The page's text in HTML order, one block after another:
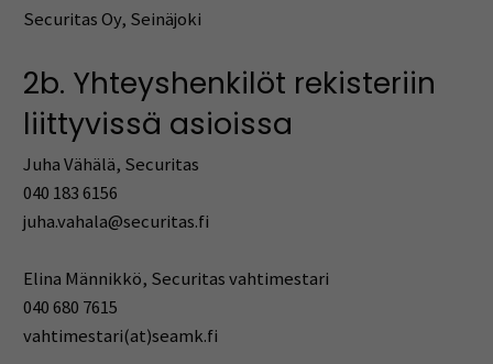
Securitas Oy, Seinäjoki
2b. Yhteyshenkilöt rekisteriin
liittyvissä asioissa
Juha Vähälä, Securitas
040 183 6156
juha.vahala@securitas.fi
Elina Männikkö, Securitas vahtimestari
040 680 7615
vahtimestari(at)seamk.fi